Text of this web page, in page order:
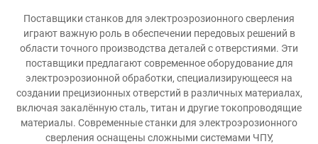
Поставщики станков для электроэрозионного сверления
играют важную роль в обеспечении передовых решений в
области точного производства деталей с отверстиями. Эти
поставщики предлагают современное оборудование для
электроэрозионной обработки, специализирующееся на
создании прецизионных отверстий в различных материалах,
включая закалённую сталь, титан и другие токопроводящие
материалы. Современные станки для электроэрозионного
сверления оснащены сложными системами ЧПУ,